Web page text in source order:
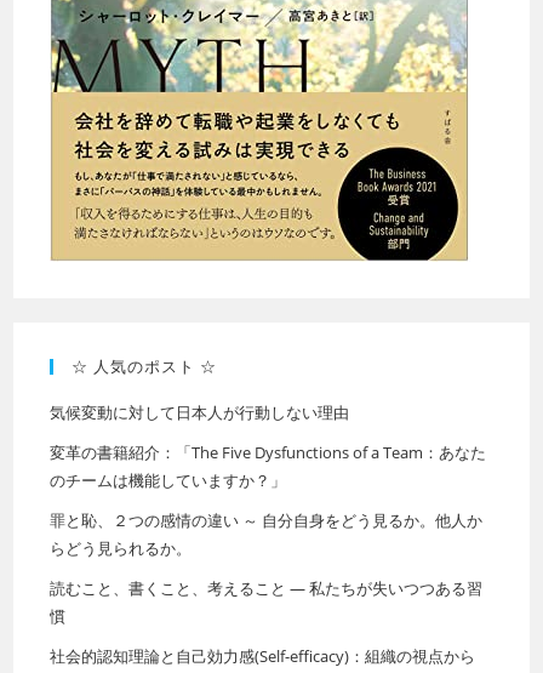
☆ 人気のポスト ☆
気候変動に対して日本人が行動しない理由
変革の書籍紹介：「The Five Dysfunctions of a Team：あなた
のチームは機能していますか？」
罪と恥、２つの感情の違い ～ 自分自身をどう見るか。他人か
らどう見られるか。
読むこと、書くこと、考えること ― 私たちが失いつつある習
慣
社会的認知理論と自己効力感(Self-efficacy)：組織の視点から